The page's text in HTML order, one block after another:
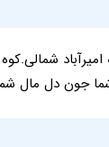
جون دل مال